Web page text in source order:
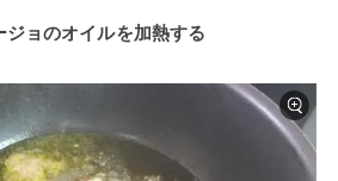
ョのオイルを加熱する